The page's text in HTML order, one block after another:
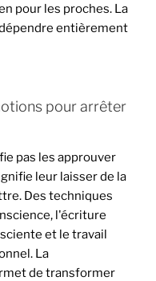
pour les proches. La
entièrement
pour arrêter
pas les approuver
leur laisser de la
Des techniques
l'écriture
et le travail
La
de transformer